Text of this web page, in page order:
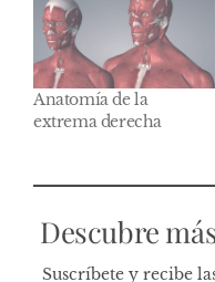
Anatomía de la
extrema derecha
Descubre
Suscríbete y recibe